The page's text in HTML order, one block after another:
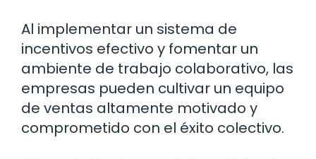
Al implementar un sistema de
incentivos efectivo y fomentar un
ambiente de trabajo colaborativo, las
empresas pueden cultivar un equipo
de ventas altamente motivado y
comprometido con el éxito colectivo.